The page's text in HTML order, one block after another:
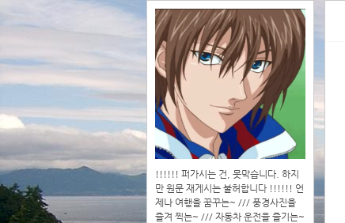
!!!!!! 퍼가시는 건, 못막습니다. 하지
만 원문 재게시는 불허합니다 !!!!!! 언
제나 여행을 꿈꾸는~ /// 풍경사진을
즐겨 찍는~ /// 자동차 운전을 즐기는~